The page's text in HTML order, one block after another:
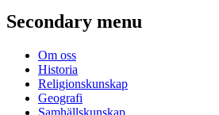
Secondary menu
Om oss
Historia
Religionskunskap
Geografi